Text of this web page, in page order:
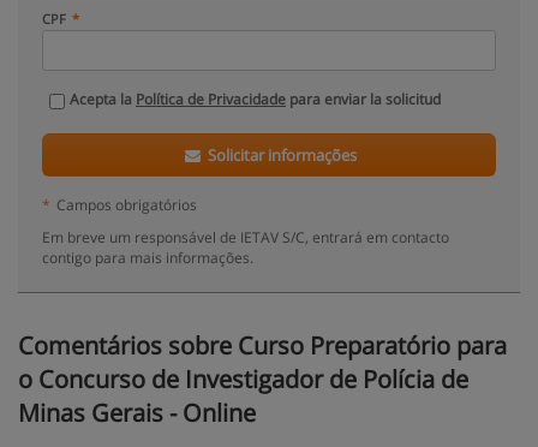
CPF
Acepta la Política de Privacidade para enviar la solicitud
Solicitar informações
* Campos obrigatórios
Em breve um responsável de IETAV S/C, entrará em contacto
contigo para mais informações.
Comentários sobre Curso Preparatório para
o Concurso de Investigador de Polícia de
Minas Gerais - Online